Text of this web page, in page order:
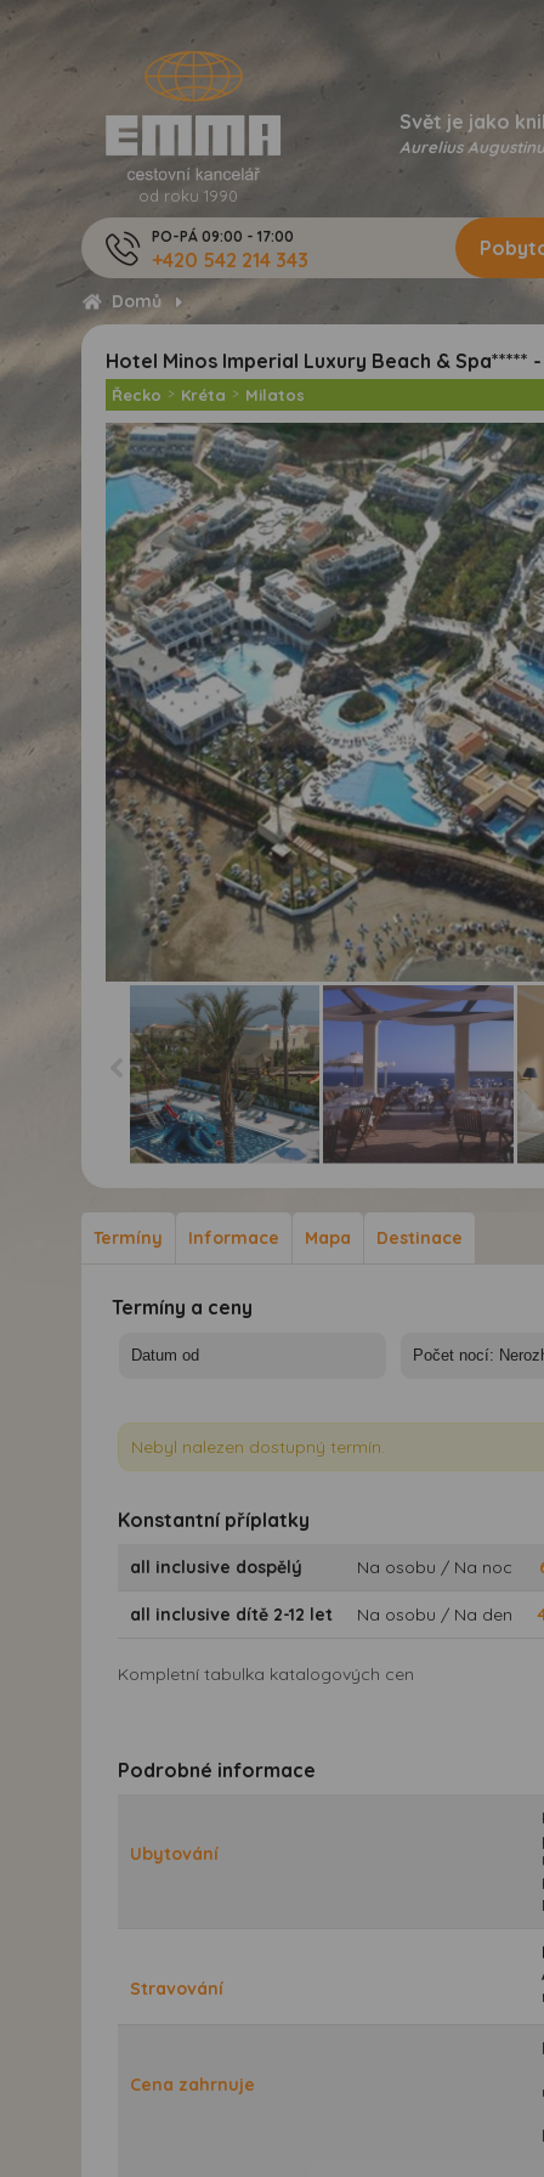
od roku 1990
Svět je jako
Aurelius
PO-PÁ 09:00 - 17:00
+420 542 214 343
Domů
Hotel Minos Imperial Luxury Beach & Spa***** -
Řecko > Kréta > Milatos
- 10/11 nocí
- 10/11 nocí
Termíny
Informace Mapa Destinace
Termíny a ceny
Nebyl nalezen dostupný termín.
Konstantní příplatky
all inclusive dospělý Na osobu / Na noc
all inclusive dítě 2-12 let Na osobu / Na den
Kompletní tabulka katalogových cen
Podrobné informace
Ubytování
Stravování
Cena zahrnuje